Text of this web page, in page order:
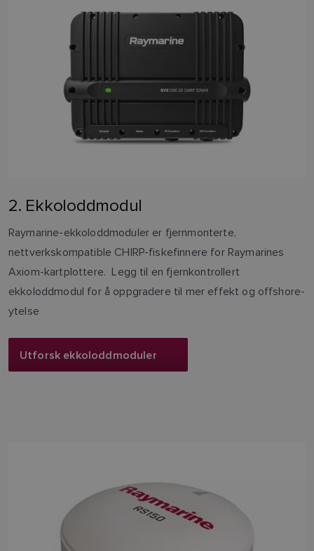
2. Ekkoloddmodul
Raymarine-ekkoloddmoduler er fjernmonterte,
nettverkskompatible CHIRP-fiskefinnere for Raymarines
Axiom-kartplottere. Legg til en fjernkontrollert
ekkoloddmodul for å oppgradere til mer effekt og offshore-
ytelse
Utforsk ekkoloddmoduler